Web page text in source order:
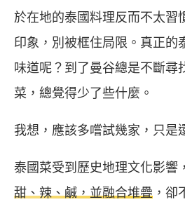
於在地的泰國料理反而不太習
印象，別被框住局限。真正的
味道呢？到了曼谷總是不斷尋
菜，總覺得少了些什麼。
我想，應該多嚐試幾家，只是
泰國菜受到歷史地理文化影響，
甜、辣、鹹，並融合堆疊 ，卻